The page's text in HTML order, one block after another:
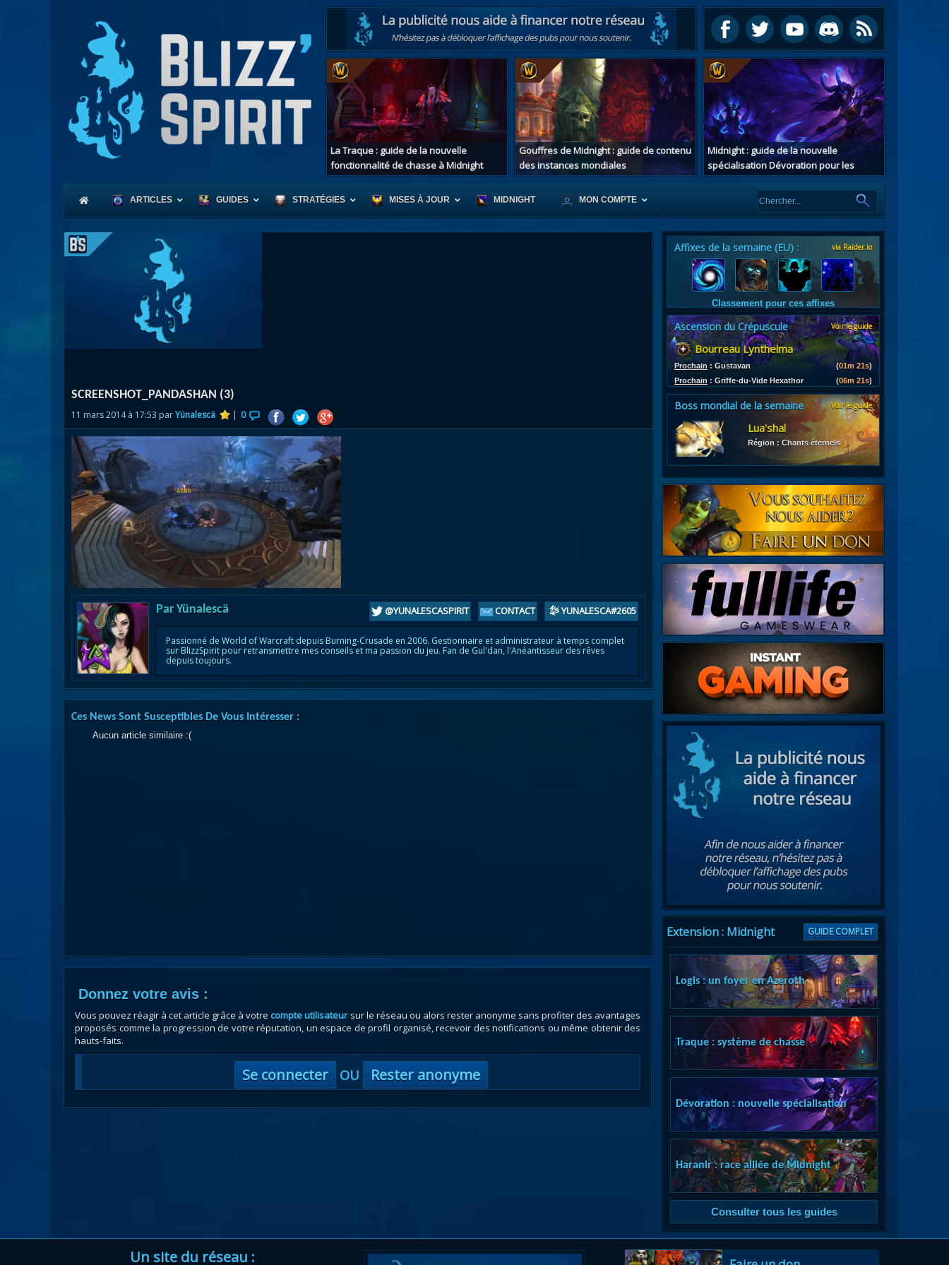
La Traque : guide de la nouvelle
fonctionnalité de chasse à Midnight
Gouffres de Midnight : guide de contenu
des instances mondiales
Midnight : guide de la nouvelle
spécialisation Dévoration pour les
chasseurs de démons
ARTICLES GUIDES
Les ensembles d'armures
STRATÉGIES MISES À JOUR MIDNIGHT MON COMPTE
SCREENSHOT_PANDASHAN (3)
11 mars 2014 à 17:53 parYünalescä | 0
Par Yünalescä YUNALESCA#2605
CONTACT
@YUNALESCASPIRIT
Passionné de World of Warcraft depuis Burning-Crusade en 2006. Gestionnaire et administrateur à temps complet
sur BlizzSpirit pour retransmettre mes conseils et ma passion du jeu. Fan de Gul'dan, l'Anéantisseur des rêves
depuis toujours.
Ces News Sont Susceptibles De Vous Intéresser :
Aucun article similaire :(
Donnez votre avis :
Vous pouvez réagir à cet article grâce à votre compte utilisateursur le réseau ou alors rester anonyme sans profiter des avantages
proposés comme la progression de votre réputation, un espace de profil organisé, recevoir des notifications ou même obtenir des
hauts-faits.
Se connecter OU Rester anonyme
Affixes de la semaine (EU) : via Raider.io
Classement pour ces affixes
Ascension du Crépuscule Voir le guide
Bourreau Lynthelma
Prochain : Gustavan (01m 20s)
Prochain : Griffe-du-Vide Hexathor (06m 20s)
Boss mondial de la semaine Voir le guide
Lua'shal
Région : Chants éternels
Extension : Midnight GUIDE COMPLET
Logis : un foyer en Azeroth
Traque : système de chasse
Dévoration : nouvelle spécialisation
Haranir : race alliée de Midnight
Consulter tous les guides
Un site du réseau :